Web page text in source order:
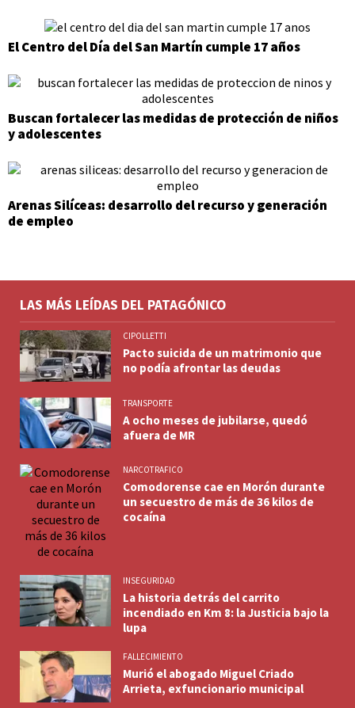
El Centro del Día del San Martín cumple 17 años
Buscan fortalecer las medidas de protección de niños
y adolescentes
Arenas Silíceas: desarrollo del recurso y generación
de empleo
LAS MÁS LEÍDAS DEL PATAGÓNICO
CIPOLLETTI
Pacto suicida de un matrimonio que
no podía afrontar las deudas
TRANSPORTE
A ocho meses de jubilarse, quedó
afuera de MR
NARCOTRAFICO
Comodorense cae en Morón durante
un secuestro de más de 36 kilos de
cocaína
INSEGURIDAD
La historia detrás del carrito
incendiado en Km 8: la Justicia bajo la
lupa
FALLECIMIENTO
Murió el abogado Miguel Criado
Arrieta, exfuncionario municipal